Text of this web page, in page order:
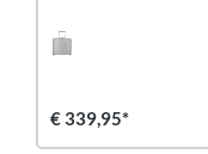
€ 339,95*